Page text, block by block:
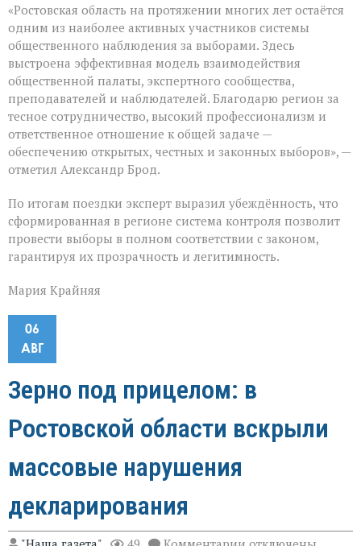
«Ростовская область на протяжении многих лет остаётся
одним из наиболее активных участников системы
общественного наблюдения за выборами. Здесь
выстроена эффективная модель взаимодействия
общественной палаты, экспертного сообщества,
преподавателей и наблюдателей. Благодарю регион за
тесное сотрудничество, высокий профессионализм и
ответственное отношение к общей задаче —
обеспечению открытых, честных и законных выборов», —
отметил Александр Брод.
По итогам поездки эксперт выразил убеждённость, что
сформированная в регионе система контроля позволит
провести выборы в полном соответствии с законом,
гарантируя их прозрачность и легитимность.
Мария Крайняя
06
АВГ
Зерно под прицелом: в
Ростовской области вскрыли
массовые нарушения
декларирования
к